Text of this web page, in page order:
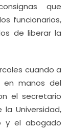
que
funcionarios,
de liberar la
cuando a
manos del
el secretario
Universidad,
y el abogado